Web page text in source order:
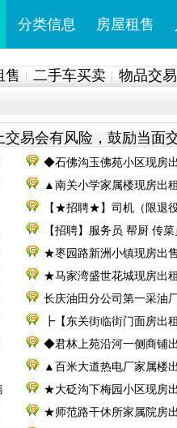
分类信息 房屋租售
售 二手车买卖 物品交易
交易会有风险，鼓励当面
◆石佛沟玉佛苑小区现房
▲南关小学家属楼现房出
【★招聘★】司机（限退
【招聘】服务员 帮厨 传菜
★枣园路新洲小镇现房出
★马家湾盛世花城现房出
长庆油田分公司第一采油
┣【东关街临街门面房出
◆君林上苑沿河一侧商铺
▲百米大道热电厂家属楼
★大砭沟下梅园小区现房
★师范路干休所家属院房